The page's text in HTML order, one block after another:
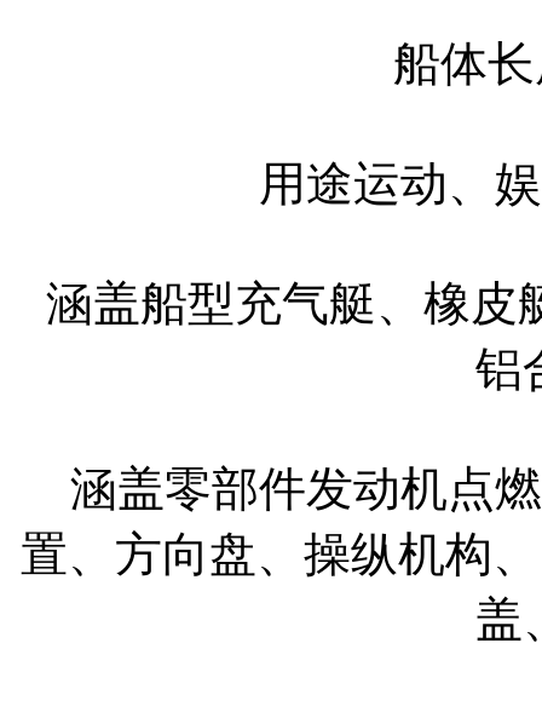
船体
用途运动、
涵盖船型充气艇、橡皮
铝
涵盖零部件发动机点
置、方向盘、操纵机构
盖